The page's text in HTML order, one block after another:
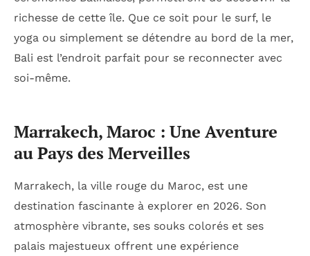
richesse de cette île. Que ce soit pour le surf, le
yoga ou simplement se détendre au bord de la mer,
Bali est l’endroit parfait pour se reconnecter avec
soi-même.
Marrakech, Maroc : Une Aventure
au Pays des Merveilles
Marrakech, la ville rouge du Maroc, est une
destination fascinante à explorer en 2026. Son
atmosphère vibrante, ses souks colorés et ses
palais majestueux offrent une expérience